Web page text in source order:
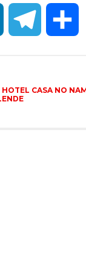
LinkedIn Telegram
HOTEL CASA NO